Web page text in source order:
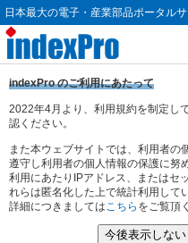
日本最大の電子・産業部品ポータル
indexPro のご利用にあたって
2022年4月より、利用規約を制定し
認ください。
また本ウェブサイトでは、利用者の
遵守し利用者の個人情報の保護に努
利用にあたりIPアドレス、またはセ
れらは匿名化した上で統計利用して
詳細につきましてはこちら をご覧頂